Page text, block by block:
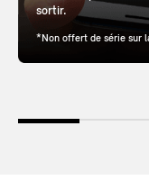
sortir.
*Non offert de série sur